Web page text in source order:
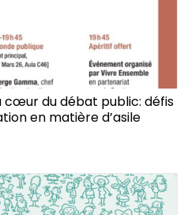
cœur du débat public: défis
en matière d’asile